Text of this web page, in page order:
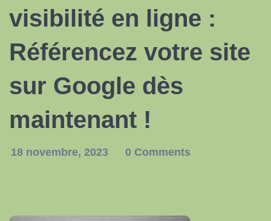
visibilité en ligne :
Référencez votre site
sur Google dès
maintenant !
18 novembre, 2023 0 Comments